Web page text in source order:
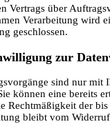
Vertrags über
Verarbeitung wird
geschlossen.
zur
sind nur mit
können eine bereits
Rechtmäßigkeit der
bleibt vom